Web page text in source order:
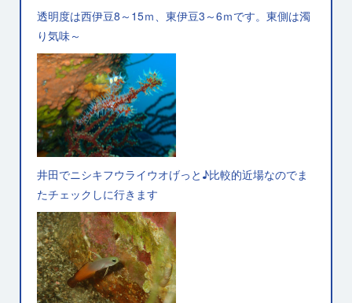
透明度は西伊豆8～15ｍ、東伊豆3～6ｍです。東側は濁
り気味～
井田でニシキフウライウオげっと♪比較的近場なのでま
たチェックしに行きます